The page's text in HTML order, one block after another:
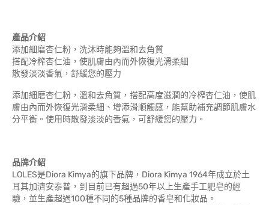
產品介紹
添加細磨杏仁粉，洗沐時能夠溫和去角質
搭配冷榨杏仁油，使肌膚由內而外恢復光滑柔細
散發淡淡香氣，舒緩您的壓力
添加細磨杏仁粉，溫和去角質，搭配高度滋潤的冷榨杏仁油，使肌
膚由內而外恢復光滑柔細、增添滑順觸感，能幫助補充調節肌膚水
分平衡。使用時散發淡淡的香氣，可舒緩您的壓力。
品牌介紹
LOLES是Diora Kimya的旗下品牌，Diora Kimya 1964年成立於土
耳其加濟安泰普，到目前已有超過50年以上生產手工肥皂的經
驗，並生產超過100種不同的5種品牌的香皂和化妝品。